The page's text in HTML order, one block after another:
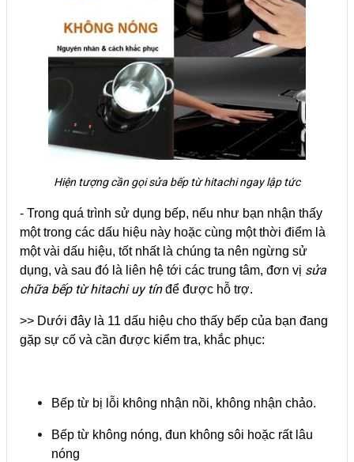
Hiện tượng cần gọi sửa bếp từ hitachi ngay lập tức
- Trong quá trình sử dụng bếp, nếu như bạn nhận thấy
một trong các dấu hiệu này hoặc cùng một thời điểm là
một vài dấu hiệu, tốt nhất là chúng ta nên ngừng sử
dụng, và sau đó là liên hệ tới các trung tâm, đơn vị sửa
chữa bếp từ hitachi uy tínđể được hỗ trợ.
>> Dưới đây là 11 dấu hiệu cho thấy bếp của bạn đang
gặp sự cố và cần được kiểm tra, khắc phục:
Bếp từ bị lỗi không nhận nồi, không nhận chảo.
Bếp từ không nóng, đun không sôi hoặc rất lâu
nóng